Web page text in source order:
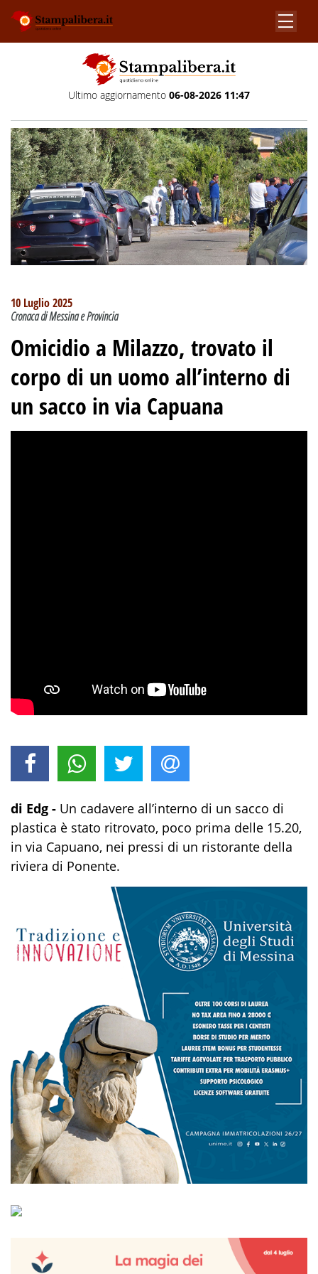
Ultimo aggiornamento 06-08-2026 11:47
10 Luglio 2025
Cronaca di Messina e Provincia
Omicidio a Milazzo, trovato il
corpo di un uomo all’interno di
un sacco in via Capuana
di Edg - Un cadavere all’interno di un sacco di
plastica è stato ritrovato, poco prima delle 15.20,
in via Capuano, nei pressi di un ristorante della
riviera di Ponente.